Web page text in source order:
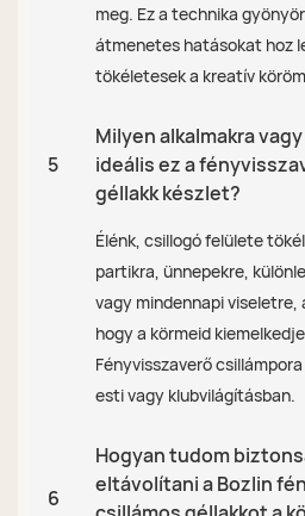
meg. Ez a technika
átmenetes hatásokat hoz
tökéletesek a kreatív
5
Milyen alkalmakra
ideális ez a
géllakk készlet?
Élénk, csillogó felülete
partikra, ünnepekre,
vagy mindennapi viseletre,
hogy a körmeid
Fényvisszaverő
esti vagy klubvilágításban.
6
Hogyan tudom
eltávolítani a Bozlin